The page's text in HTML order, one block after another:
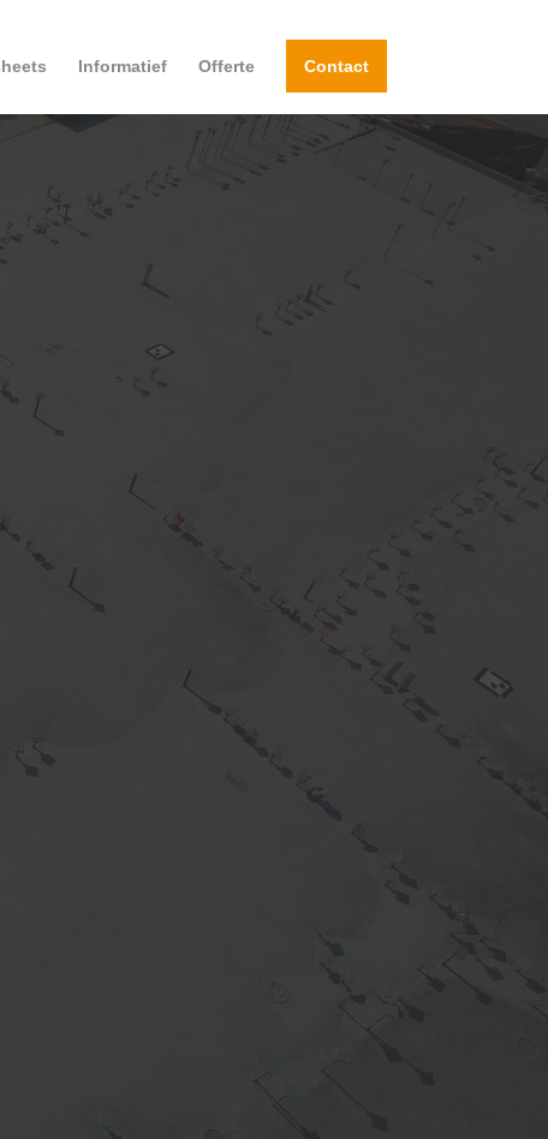
Informatief Offerte Contact